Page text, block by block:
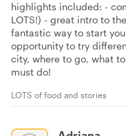
highlights included: -
LOTS!) - great intro to
fantastic way to start
opportunity to try
city, where to go, what
must do!
LOTS of food and stories